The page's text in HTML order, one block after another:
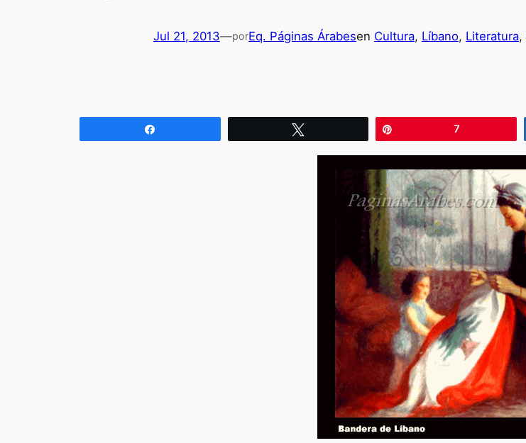
Jul 21, 2013—porEq. Páginas Árabesen Cultura, Líbano, Literatura,
7